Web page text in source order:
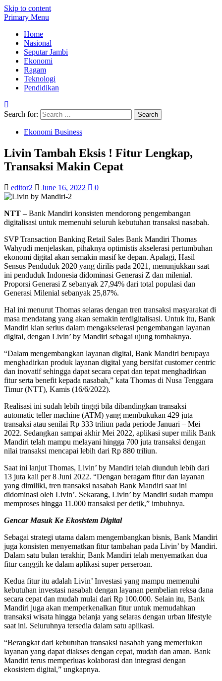
Skip to content
Primary Menu
Home
Nasional
Seputar Jambi
Ekonomi
Ragam
Teknologi
Pendidikan
Search for:
Ekonomi Business
Livin Tambah Eksis ! Fitur Lengkap,
Transaksi Makin Cepat
editor2 June 16, 2022 0
NTT – Bank Mandiri konsisten mendorong pengembangan
digitalisasi untuk memenuhi seluruh kebutuhan transaksi nasabah.
SVP Transaction Banking Retail Sales Bank Mandiri Thomas
Wahyudi menjelaskan, pihaknya optimistis akselerasi pertumbuhan
ekonomi digital akan semakin masif ke depan. Apalagi, Hasil
Sensus Penduduk 2020 yang dirilis pada 2021, menunjukkan saat
ini penduduk Indonesia didominasi Generasi Z dan milenial.
Proporsi Generasi Z sebanyak 27,94% dari total populasi dan
Generasi Milenial sebanyak 25,87%.
Hal ini menurut Thomas selaras dengan tren transaksi masyarakat di
masa mendatang yang akan semakin terdigitalisasi. Untuk itu, Bank
Mandiri kian serius dalam mengakselerasi pengembangan layanan
digital, dengan Livin’ by Mandiri sebagai ujung tombaknya.
“Dalam mengembangkan layanan digital, Bank Mandiri berupaya
menghadirkan produk layanan digital yang bersifat customer centric
dan inovatif sehingga dapat secara cepat dan tepat menghadirkan
fitur serta benefit kepada nasabah,” kata Thomas di Nusa Tenggara
Timur (NTT), Kamis (16/6/2022).
Realisasi ini sudah lebih tinggi bila dibandingkan transaksi
automatic teller machine (ATM) yang membukukan 429 juta
transaksi atau senilai Rp 333 triliun pada periode Januari – Mei
2022. Sedangkan sampai akhir Mei 2022, aplikasi super milik Bank
Mandiri telah mampu melayani hingga 700 juta transaksi dengan
nilai transaksi mencapai lebih dari Rp 880 triliun.
Saat ini lanjut Thomas, Livin’ by Mandiri telah diunduh lebih dari
13 juta kali per 8 Juni 2022. “Dengan beragam fitur dan layanan
yang dimiliki, tren transaksi nasabah Bank Mandiri saat ini
didominasi oleh Livin’. Sekarang, Livin’ by Mandiri sudah mampu
memproses hingga 11.000 transaksi per detik,” imbuhnya.
Gencar Masuk Ke Ekosistem Digital
Sebagai strategi utama dalam mengembangkan bisnis, Bank Mandiri
juga konsisten menyematkan fitur tambahan pada Livin’ by Mandiri.
Dalam satu bulan terakhir, Bank Mandiri telah menyematkan dua
fitur canggih ke dalam aplikasi super perseroan.
Kedua fitur itu adalah Livin’ Investasi yang mampu memenuhi
kebutuhan investasi nasabah dengan layanan pembelian reksa dana
secara cepat dan mudah mulai dari Rp 100.000. Selain itu, Bank
Mandiri juga akan memperkenalkan fitur untuk memudahkan
transaksi wisata hingga belanja yang selaras dengan urban lifestyle
saat ini. Seluruhnya tersedia dalam satu aplikasi.
“Berangkat dari kebutuhan transaksi nasabah yang memerlukan
layanan yang dapat diakses dengan cepat, mudah dan aman. Bank
Mandiri terus memperluas kolaborasi dan integrasi dengan
ekosistem digital,” ungkapnya.